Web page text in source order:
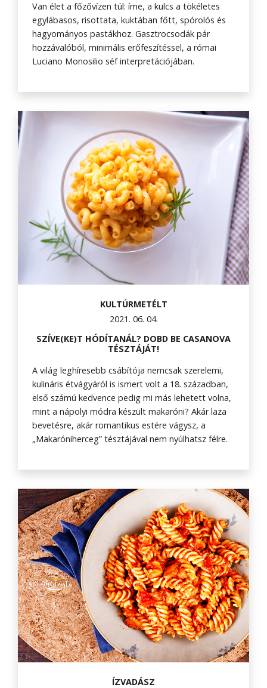
Van élet a főzővízen túl: íme, a kulcs a tökéletes
egylábasos, risottata, kuktában főtt, spórolós és
hagyományos pastákhoz. Gasztrocsodák pár
hozzávalóból, minimális erőfeszítéssel, a római
Luciano Monosilio séf interpretációjában.
KULTÚRMETÉLT
2021. 06. 04.
SZÍVE(KE)T HÓDÍTANÁL? DOBD BE CASANOVA
TÉSZTÁJÁT!
A világ leghíresebb csábítója nemcsak szerelemi,
kulináris étvágyáról is ismert volt a 18. században,
első számú kedvence pedig mi más lehetett volna,
mint a nápolyi módra készült makaróni? Akár laza
bevetésre, akár romantikus estére vágysz, a
„Makaróniherceg” tésztájával nem nyúlhatsz félre.
ÍZVADÁSZ